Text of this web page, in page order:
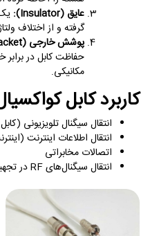
عایق (Insulator):
گرفته و از اختلاف
پوشش خارجی (Outer Jacket):
حفاظت کابل در
مکانیکی.
کاربرد کابل
انتقال سیگنال تلویزیونی
انتقال اطلاعات اینترنت
اتصالات مخابراتی
انتقال سیگنال‌های RF در تجهیزات مختلف